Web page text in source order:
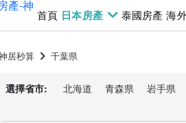
首頁 日本房產 泰國房產 海
居秒算 千葉県
選擇省市: 北海道 青森県 岩手県